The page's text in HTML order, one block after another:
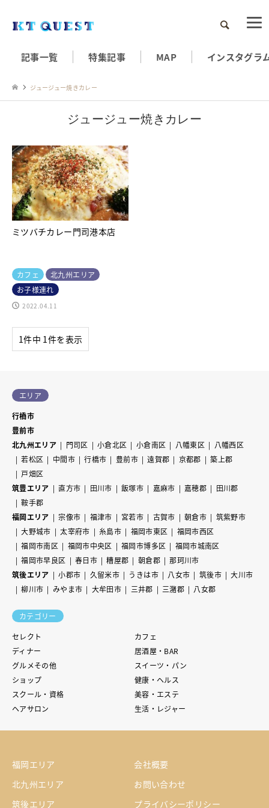
検索
記事一覧 特集記事 MAP インスタグラ
ジュージュー焼きカレー
ジュージュー焼きカレー
ミツバチカレー門司港本店
カフェ
北九州エリア
お子様連れ
2022.04.11
1件中 1件を表示
エリア
行橋市
豊前市
北九州エリア
門司区 小倉北区 小倉南区 八幡東区
八幡西区
若松区
中間市 行橋市 豊前市 遠賀郡 京都郡
築上郡
戸畑区
筑豊エリア
直方市 田川市 飯塚市 嘉麻市 嘉穂郡
田川郡
鞍手郡
福岡エリア
宗像市 福津市 宮若市 古賀市 朝倉市
筑紫野市
大野城市
太宰府市 糸島市 福岡市東区
福岡市西区
福岡市南区
福岡市中央区 福岡市博多区
福岡市城南区
福岡市早良区
春日市 糟屋郡 朝倉郡
那珂川市
筑後エリア
小郡市 久留米市 うきは市 八女市 筑後市
大川市
柳川市
みやま市 大牟田市 三井郡 三潴郡 八女郡
カテゴリー
セレクト
カフェ
ディナー
居酒屋・BAR
グルメその他
スイーツ・パン
ショップ
健康・ヘルス
スクール・資格
美容・エステ
ヘアサロン
生活・レジャー
福岡エリア
北九州エリア
筑後エリア
会社概要
お問い合わせ
プライバシーポリシー